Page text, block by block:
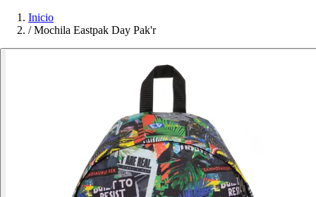
Inicio
/ Mochila Eastpak Day Pak'r